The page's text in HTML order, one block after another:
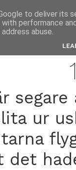
segare
ur
det
to deliver its
with performance
abuse.